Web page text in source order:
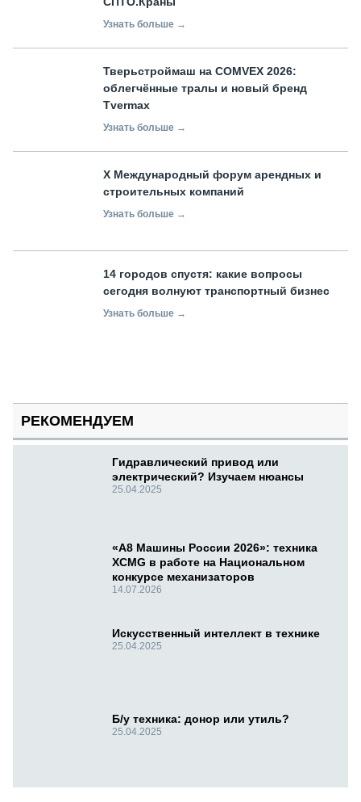
Узнать больше →
Тверьстроймаш на COMVEX 2026:
облегчённые тралы и новый бренд
Tvermax
Узнать больше →
X Международный форум арендных и
строительных компаний
Узнать больше →
14 городов спустя: какие вопросы
сегодня волнуют транспортный бизнес
Узнать больше →
РЕКОМЕНДУЕМ
Гидравлический привод или
электрический? Изучаем нюансы
25.04.2025
«А8 Машины России 2026»: техника
XCMG в работе на Национальном
конкурсе механизаторов
14.07.2026
Искусственный интеллект в технике
25.04.2025
Б/у техника: донор или утиль?
25.04.2025